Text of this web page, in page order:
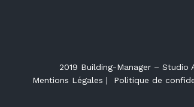
2019 Building-Manager –Studio
Mentions Légales | Politique de